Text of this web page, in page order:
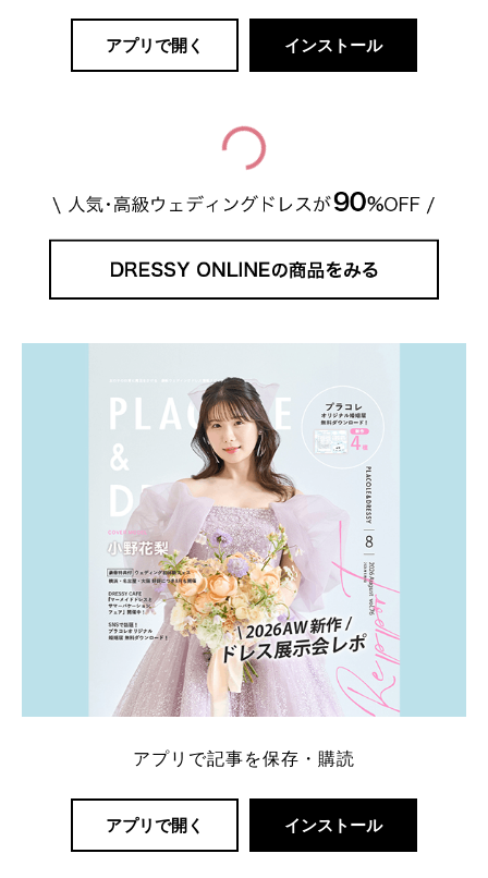
アプリで開く インストール
アプリで記事を保存・購読
アプリで開く インストール